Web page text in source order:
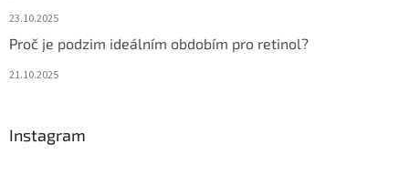
23.10.2025
Proč je podzim ideálním obdobím pro retinol?
21.10.2025
Instagram